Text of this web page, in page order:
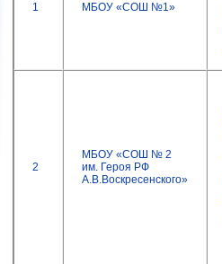
1 МБОУ «СОШ №1»
2
МБОУ «СОШ № 2
им. Героя РФ
А.В.Воскресенского»